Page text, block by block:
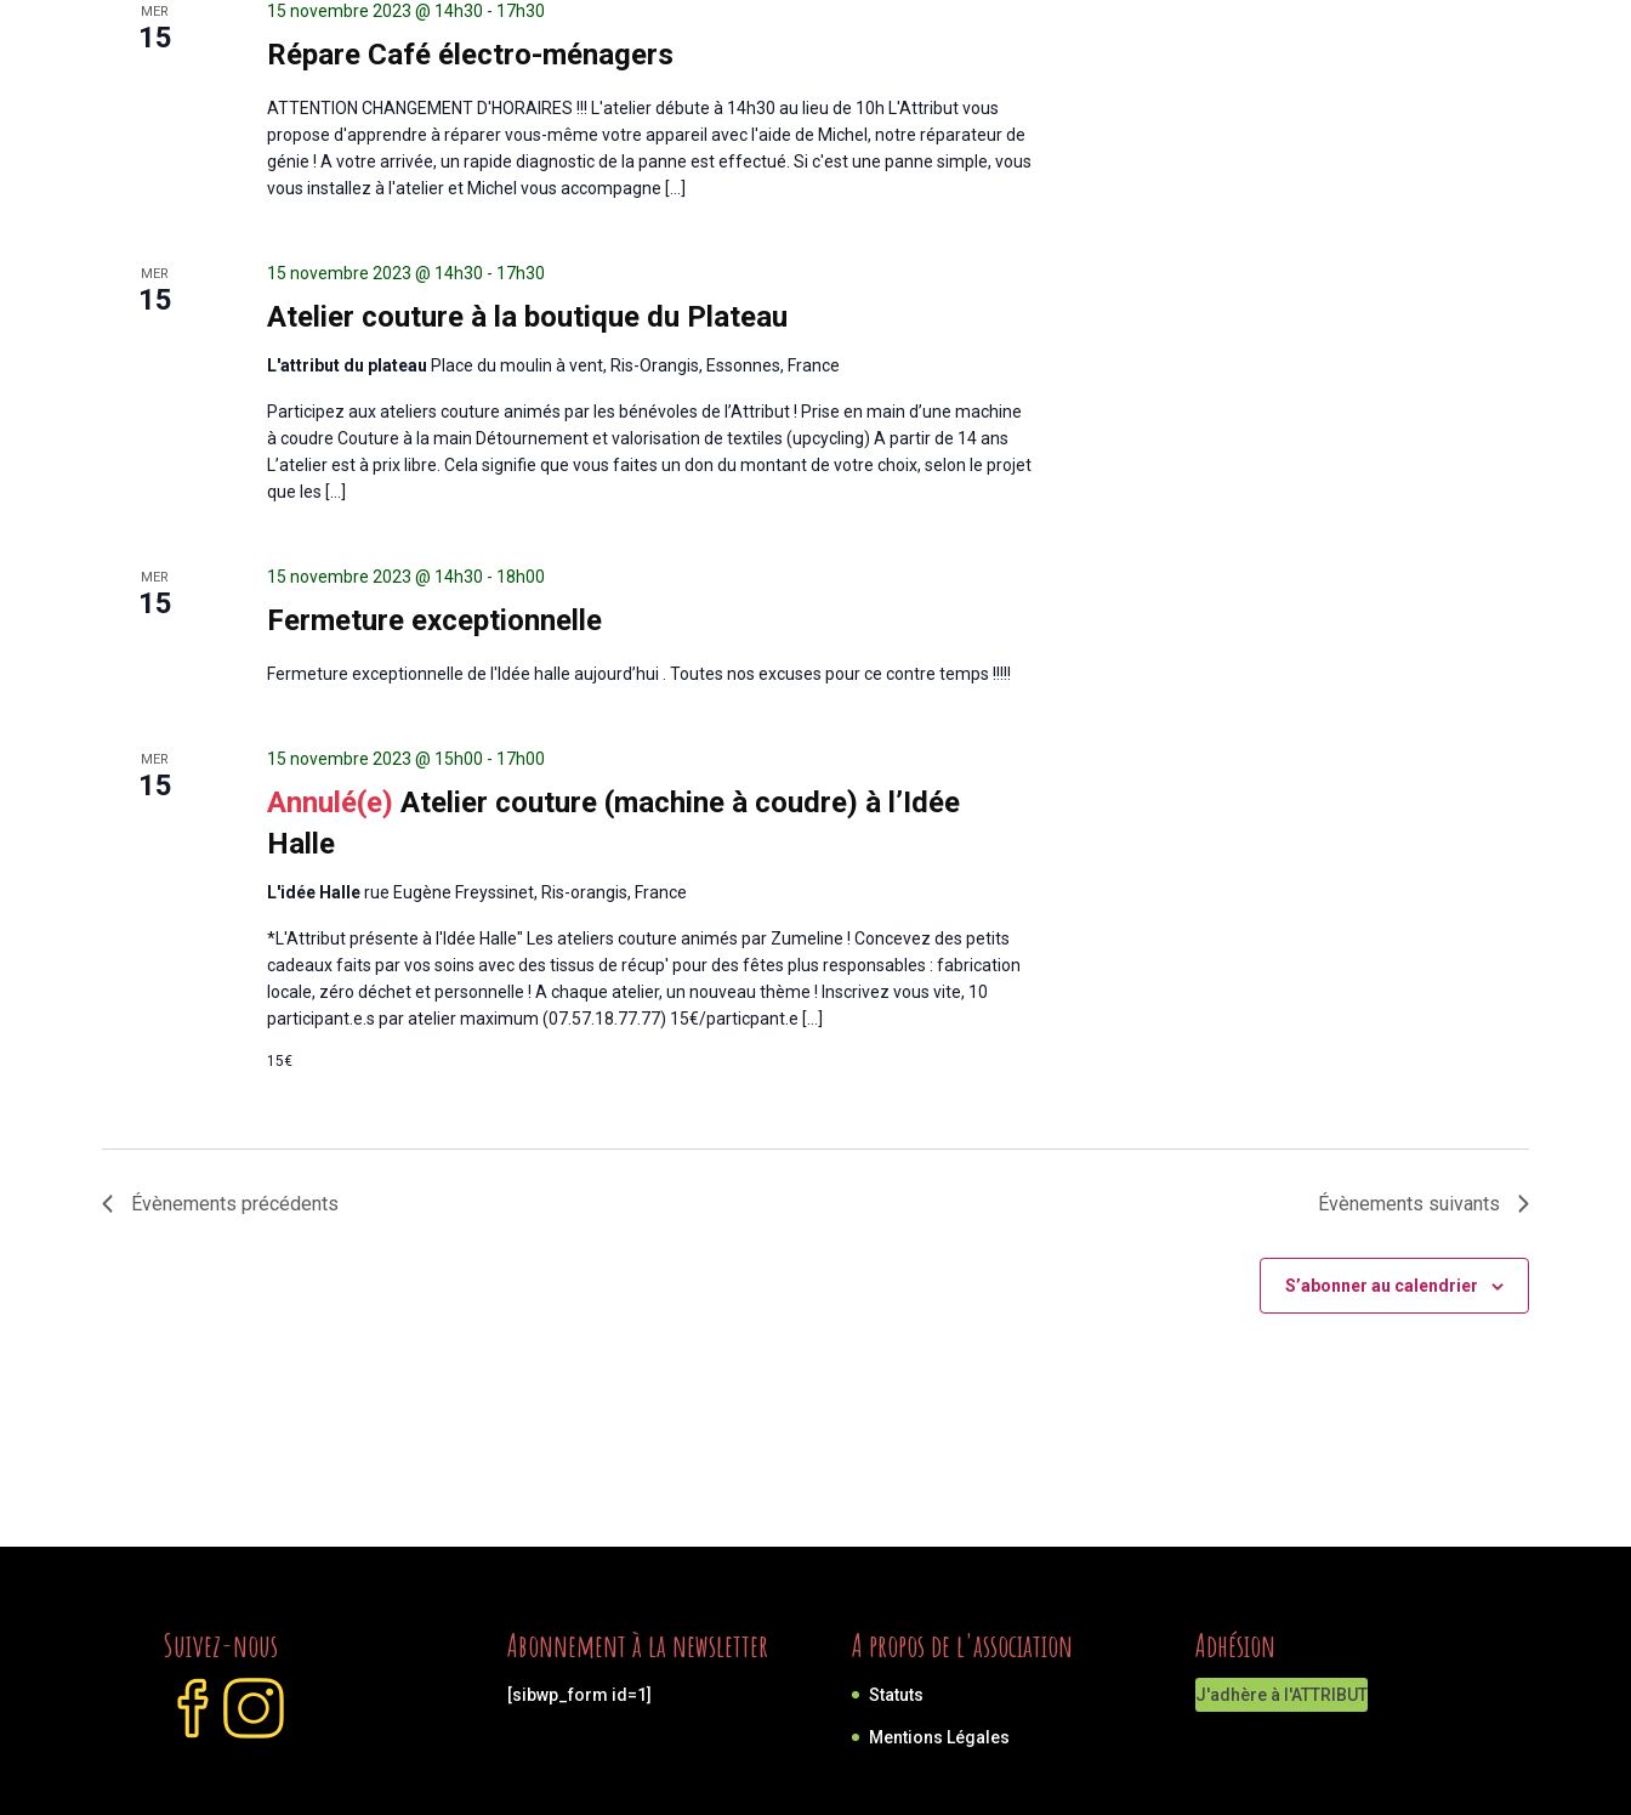
MER
15 Répare Café électro-ménagers
15 novembre 2023 @ 14h30 - 17h30
ATTENTION CHANGEMENT D'HORAIRES !!! L'atelier débute à 14h30 au lieu de 10h L'Attribut vous
propose d'apprendre à réparer vous-même votre appareil avec l'aide de Michel, notre réparateur de
génie ! A votre arrivée, un rapide diagnostic de la panne est effectué. Si c'est une panne simple, vous
vous installez à l'atelier et Michel vous accompagne […]
MER
15 Atelier couture à la boutique du Plateau
15 novembre 2023 @ 14h30 - 17h30
L'attribut du plateau Place du moulin à vent, Ris-Orangis, Essonnes, France
Participez aux ateliers couture animés par les bénévoles de l’Attribut ! Prise en main d’une machine
à coudre Couture à la main Détournement et valorisation de textiles (upcycling) A partir de 14 ans
L’atelier est à prix libre. Cela signifie que vous faites un don du montant de votre choix, selon le projet
que les […]
MER
15 Fermeture exceptionnelle
15 novembre 2023 @ 14h30 - 18h00
Fermeture exceptionnelle de l'Idée halle aujourd’hui . Toutes nos excuses pour ce contre temps !!!!!
MER
15 Annulé(e) Atelier couture (machine à coudre) à l’Idée
Halle
15 novembre 2023 @ 15h00 - 17h00
L'idée Hallerue Eugène Freyssinet, Ris-orangis, France
*L'Attribut présente à l'Idée Halle" Les ateliers couture animés par Zumeline ! Concevez des petits
cadeaux faits par vos soins avec des tissus de récup' pour des fêtes plus responsables : fabrication
locale, zéro déchet et personnelle ! A chaque atelier, un nouveau thème ! Inscrivez vous vite, 10
participant.e.s par atelier maximum (07.57.18.77.77) 15€/particpant.e […]
15€
Évènements précédents Évènements suivants
S’abonner au calendrier
Suivez-nous Abonnement à la newsletter
[sibwp_form id=1]
A propos de l'association
Statuts
Mentions Légales
Adhésion
J'adhère à l'ATTRIBUT